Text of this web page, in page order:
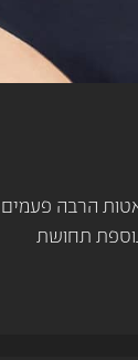
הרבה פעמים
תחושת